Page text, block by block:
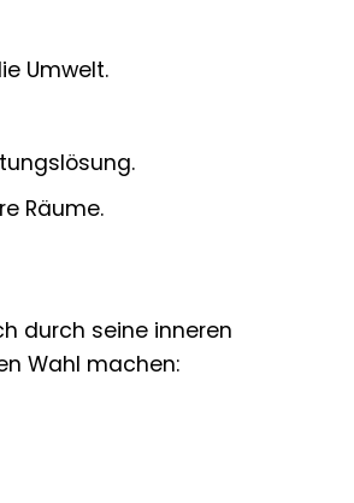
Umwelt.
Räume.
durch seine inneren
Wahl machen: